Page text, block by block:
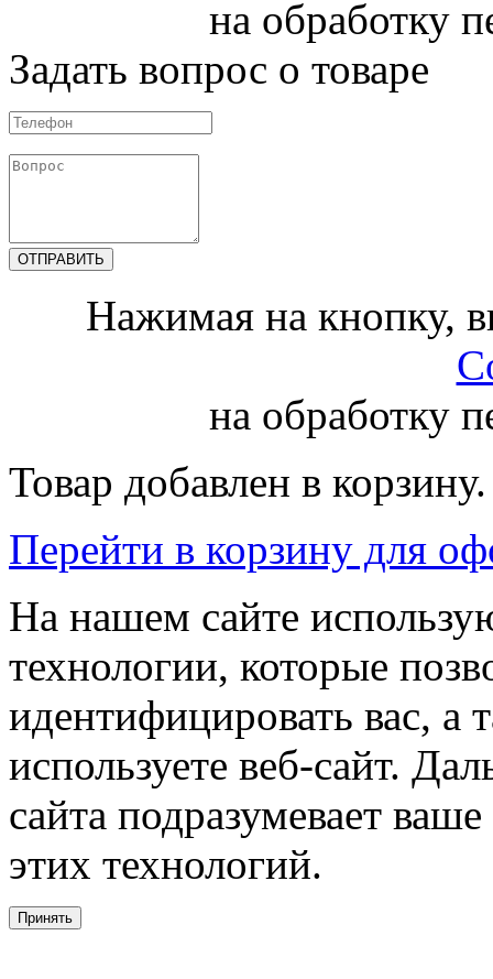
на обработку
Задать вопрос о товаре
Нажимая на кнопку,
на обработку
Товар добавлен в корзину.
Перейти в корзину для
На нашем сайте
технологии, которые
идентифицировать вас, а
используете веб-сайт.
сайта подразумевает
этих технологий.
Принять